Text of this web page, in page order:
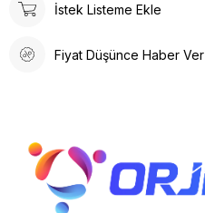
İstek Listeme Ekle
Fiyat Düşünce Haber Ver